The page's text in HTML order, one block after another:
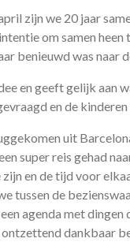
zijn we 20 jaar
om samen
benieuwd was naar
en geeft gelijk aan
en de
uit
super reis gehad
en de tijd voor
tussen de
agenda met
dankbaar